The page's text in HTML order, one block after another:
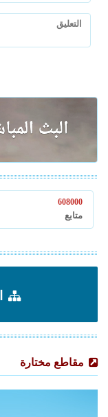
608000
متابع
مقاطع مختارة